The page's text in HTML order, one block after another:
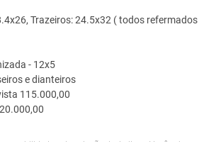
Trazeiros: 24.5x32 ( todos refermados
- 12x5
e dianteiros
115.000,00
pela cotação deste item. Você acha que
de Agroads?